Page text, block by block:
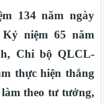
134 năm ngày
niệm 65 năm
Chi bộ QLCL-
thực hiện thắng
theo tư tưởng,